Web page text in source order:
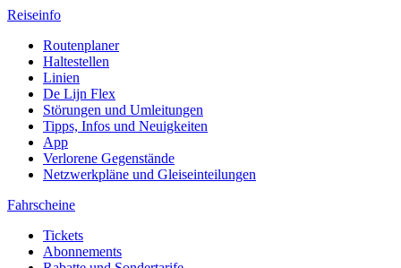
Reiseinfo
Routenplaner
Haltestellen
Linien
De Lijn Flex
Störungen und Umleitungen
Tipps, Infos und Neuigkeiten
App
Verlorene Gegenstände
Netzwerkpläne und Gleiseinteilungen
Fahrscheine
Tickets
Abonnements